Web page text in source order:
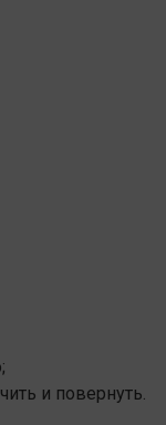
и повернуть.